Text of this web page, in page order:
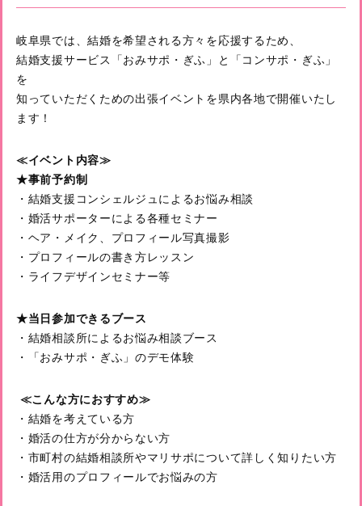
岐阜県では、結婚を希望される方々を応援するため、
結婚支援サービス「おみサポ・ぎふ」と「コンサポ・ぎふ」
を
知っていただくための出張イベントを県内各地で開催いたし
ます！
≪イベント内容≫
★事前予約制
・結婚支援コンシェルジュによるお悩み相談
・婚活サポーターによる各種セミナー
・ヘア・メイク、プロフィール写真撮影
・プロフィールの書き方レッスン
・ライフデザインセミナー等
★当日参加できるブース
・結婚相談所によるお悩み相談ブース
・「おみサポ・ぎふ」のデモ体験
≪こんな方におすすめ≫
・結婚を考えている方
・婚活の仕方が分からない方
・市町村の結婚相談所やマリサポについて詳しく知りたい方
・婚活用のプロフィールでお悩みの方